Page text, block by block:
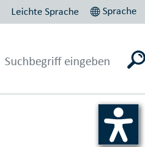
Leichte Sprache Sprache